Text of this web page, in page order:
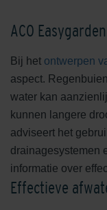
ACO
Bij het ontwerpen
aspect.
water kan
kunnen langere
adviseert het
drainagesystemen
informatie over
Effectieve